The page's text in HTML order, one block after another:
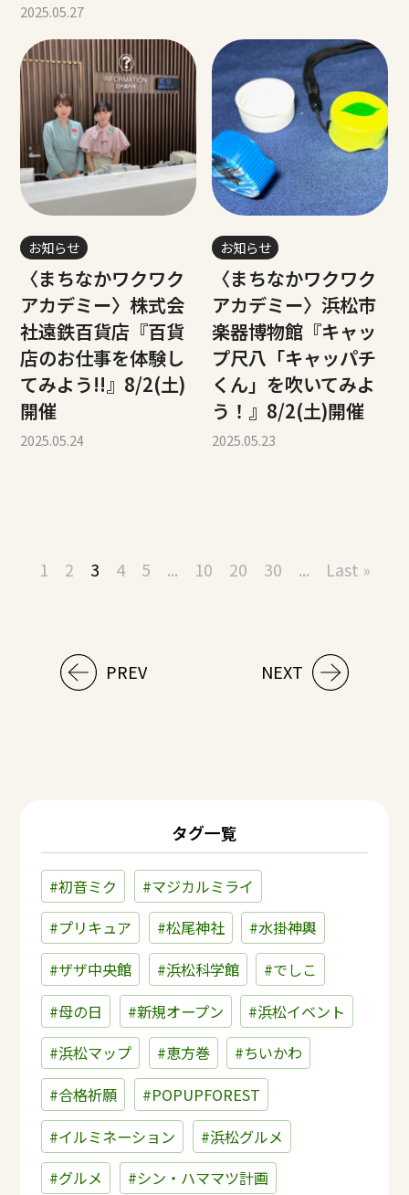
2025.05.27
お知らせ
〈まちなかワクワク
アカデミー〉株式会
社遠鉄百貨店『百貨
店のお仕事を体験し
てみよう!!』8/2(土)
開催
2025.05.24
お知らせ
〈まちなかワクワク
アカデミー〉浜松市
楽器博物館『キャッ
プ尺八「キャッパチ
くん」を吹いてみよ
う！』8/2(土)開催
2025.05.23
PREV
1 2 3 4 5 ... 10 20 30 ...
NEXT
Last »
タグ一覧
#初音ミク
#マジカルミライ
#プリキュア
#松尾神社
#水掛神輿
#ザザ中央館
#浜松科学館
#でしこ
#母の日
#新規オープン
#浜松イベント
#浜松マップ
#恵方巻
#ちいかわ
#合格祈願
#POPUPFOREST
#イルミネーション
#浜松グルメ
#グルメ
#シン・ハママツ計画